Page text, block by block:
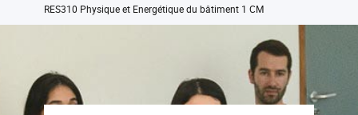
RES310 Physique et Energétique du bâtiment 1 CM